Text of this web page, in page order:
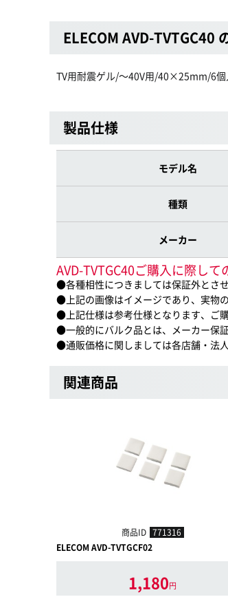
ELECOM AVD-TVTGC40
TV用耐震ゲル/〜40V用/40×25mm/6個
製品仕様
モデル名
種類
メーカー
AVD-TVTGC40ご購入に際し
●各種相性につきましては保証外とさ
●上記の画像はイメージであり、実物
●上記仕様は参考仕様となります、ご
●一般的にバルク品とは、メーカー保
●通販価格に関しましては各店舗・法
関連商品
商品ID 771316
ELECOM AVD-TVTGCF02
1,180円